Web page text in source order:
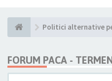
Politici alternative
FORUM PACA -